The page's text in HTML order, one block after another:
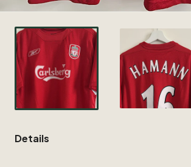
Details